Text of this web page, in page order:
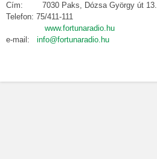
Cím: 7030 Paks, Dózsa György út 13.
Telefon: 75/411-111
www.fortunaradio.hu
e-mail: info@fortunaradio.hu